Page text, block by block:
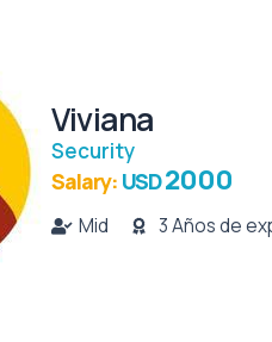
Viviana
Security
Salary: USD2000
Mid 3 Años de